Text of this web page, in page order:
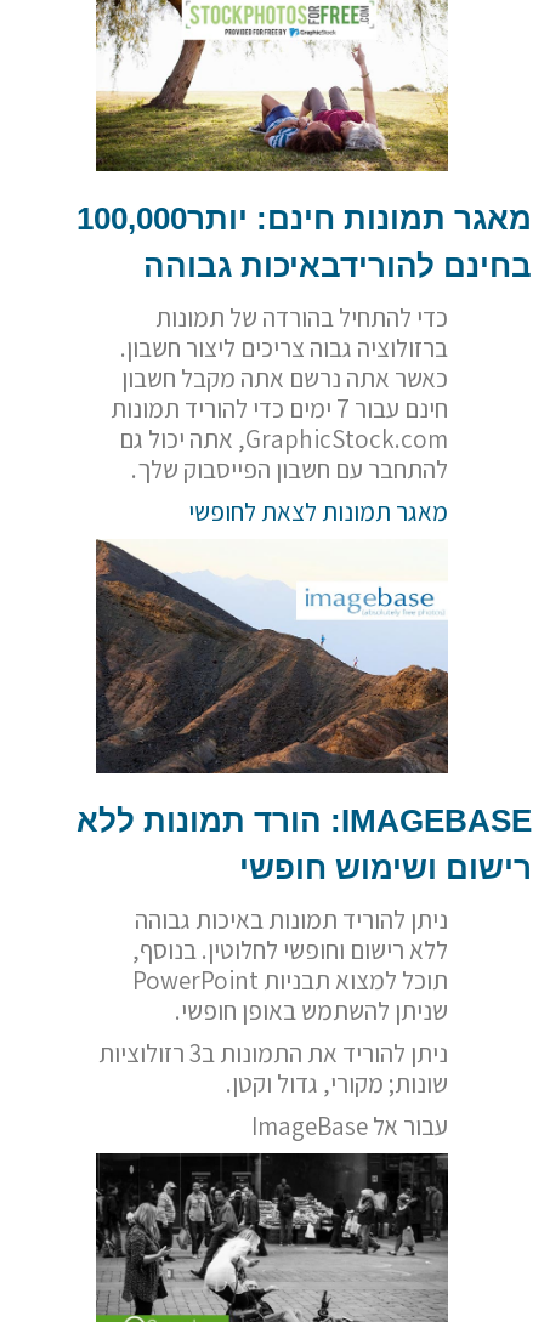
מאגר תמונות חינם: יותר100,000
בחינם להורידבאיכות גבוהה
כדי להתחיל בהורדה של תמונות
ברזולוציה גבוה צריכים ליצור חשבון.
כאשר אתה נרשם אתה מקבל חשבון
חינם עבור 7 ימים כדי להוריד תמונות
GraphicStock.com, אתה יכול גם
להתחבר עם חשבון הפייסבוק שלך.
מאגר תמונות לצאת לחופשי
IMAGEBASE: הורד תמונות ללא
רישום ושימוש חופשי
ניתן להוריד תמונות באיכות גבוהה
ללא רישום וחופשי לחלוטין. בנוסף,
תוכל למצוא תבניות PowerPoint
שניתן להשתמש באופן חופשי.
ניתן להוריד את התמונות ב3 רזולוציות
שונות; מקורי, גדול וקטן.
עבור אל ImageBase